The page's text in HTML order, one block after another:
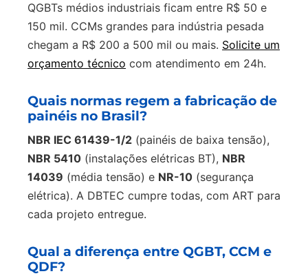
QGBTs médios industriais ficam entre R$ 50 e
150 mil. CCMs grandes para indústria pesada
chegam a R$ 200 a 500 mil ou mais. Solicite um
orçamento técnico com atendimento em 24h.
Quais normas regem a fabricação de
painéis no Brasil?
NBR IEC 61439-1/2 (painéis de baixa tensão),
NBR 5410 (instalações elétricas BT), NBR
14039 (média tensão) e NR-10 (segurança
elétrica). A DBTEC cumpre todas, com ART para
cada projeto entregue.
Qual a diferença entre QGBT, CCM e
QDF?